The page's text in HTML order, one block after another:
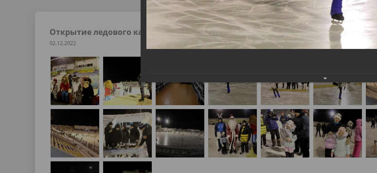
Открытие ледового катка на стадионе «Амур» (01 декабря 2022 года)
02.12.2022